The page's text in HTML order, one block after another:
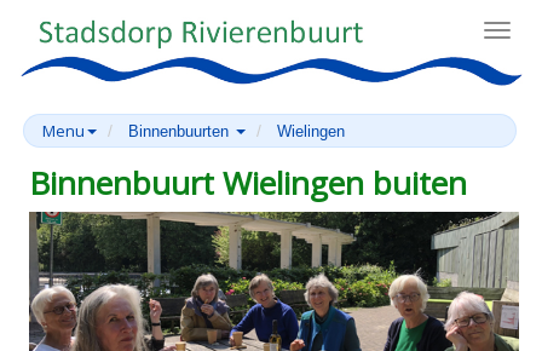
Menu Binnenbuurten Wielingen
Binnenbuurt Wielingen buiten